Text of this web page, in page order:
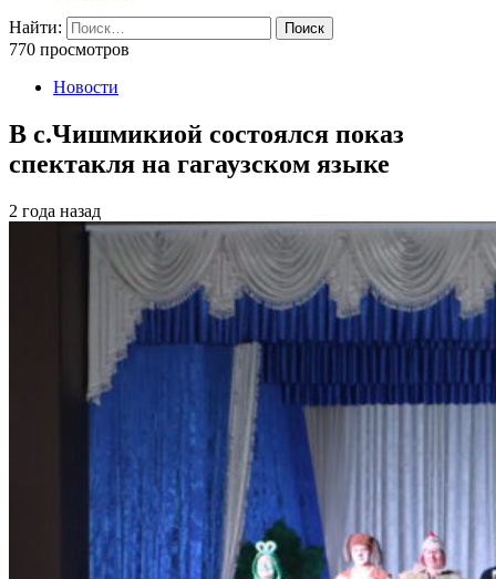
Найти:
770 просмотров
Новости
В с.Чишмикиой состоялся показ
спектакля на гагаузском языке
2 года назад